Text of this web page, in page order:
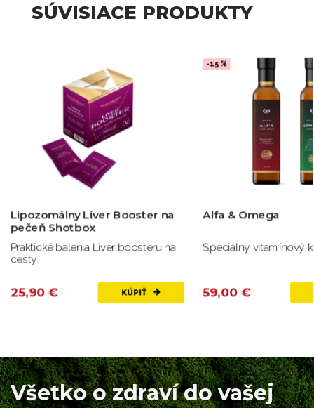
SÚVISIACE PRODUKTY
Lipozomálny Liver Booster na
pečeň Shotbox
Praktické balenia Liver boosteru na
cesty.
25,90 € KÚPIŤ
-15 %
Alfa & Omega
Špeciálny vitamínový
59,00 €
Všetko o zdraví do vašej